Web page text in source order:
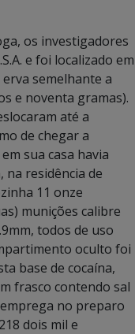
os investigadores
e foi localizado em
semelhante a
e noventa gramas).
até a
de chegar a
sua casa havia
na residência de
11 onze
munições calibre
todos de uso
oculto foi
base de cocaína,
frasco contendo sal
no preparo
dois mil e